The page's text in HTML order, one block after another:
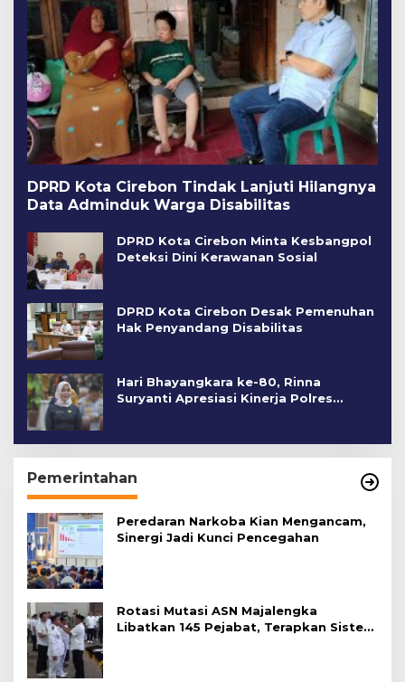
DPRD Kota Cirebon Tindak Lanjuti Hilangnya
Data Adminduk Warga Disabilitas
DPRD Kota Cirebon Minta Kesbangpol
Deteksi Dini Kerawanan Sosial
DPRD Kota Cirebon Desak Pemenuhan
Hak Penyandang Disabilitas
Hari Bhayangkara ke-80, Rinna
Suryanti Apresiasi Kinerja Polres
Pemerintahan
Peredaran Narkoba Kian Mengancam,
Sinergi Jadi Kunci Pencegahan
Rotasi Mutasi ASN Majalengka
Libatkan 145 Pejabat, Terapkan Sistem